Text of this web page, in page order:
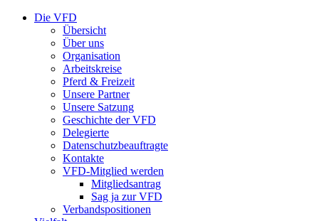
Die VFD
Übersicht
Über uns
Organisation
Arbeitskreise
Pferd & Freizeit
Unsere Partner
Unsere Satzung
Geschichte der VFD
Delegierte
Datenschutzbeauftragte
Kontakte
VFD-Mitglied werden
Mitgliedsantrag
Sag ja zur VFD
Verbandspositionen